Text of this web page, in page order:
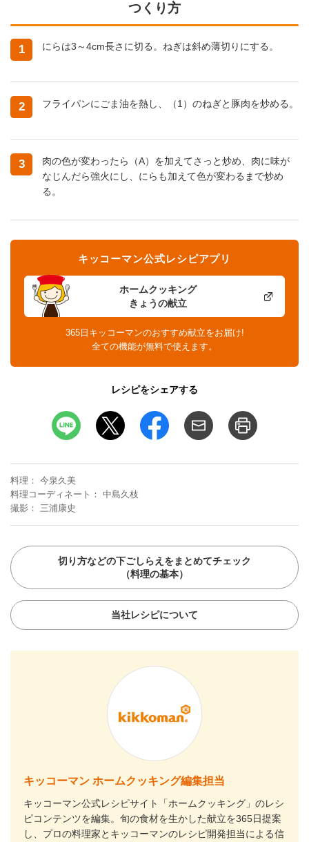
つくり方
1 にらは3～4cm長さに切る。ねぎは斜め薄切りにする。
2 フライパンにごま油を熱し、（1）のねぎと豚肉を炒める。
3
肉の色が変わったら（A）を加えてさっと炒め、肉に味が
なじんだら強火にし、にらも加えて色が変わるまで炒め
る。
ホームクッキング
きょうの献立
キッコーマン公式レシピアプリ
365日キッコーマンのおすすめ献立をお届け!
全ての機能が無料で使えます。
レシピをシェアする
料理
今泉久美
料理コーディネート
中島久枝
撮影
三浦康史
切り方などの下ごしらえをまとめてチェック
（料理の基本）
当社レシピについて
キッコーマン ホームクッキング編集担当
キッコーマン公式レシピサイト「ホームクッキング」のレシ
ピコンテンツを編集。旬の食材を生かした献立を365日提案
し、プロの料理家とキッコーマンのレシピ開発担当による信